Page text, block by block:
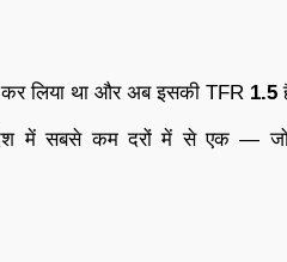
कर लिया था और अब इसकी TFR 1.5
में सबसे कम दरों में से एक — जो